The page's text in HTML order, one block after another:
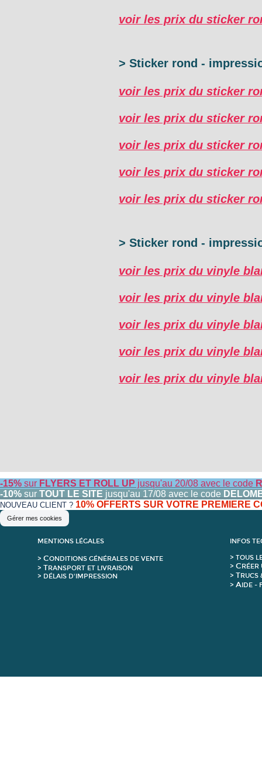
voir les prix du sticker
> Sticker rond -
voir les prix du sticker
voir les prix du sticker
voir les prix du sticker
voir les prix du sticker
voir les prix du sticker
> Sticker rond -
voir les prix du vinyle
voir les prix du vinyle
voir les prix du vinyle
voir les prix du vinyle
voir les prix du vinyle
-15% sur FLYERS ET ROLL UP jusqu'au 20/08 avec le code
-10% sur TOUT LE SITE jusqu'au 17/08 avec le code
NOUVEAU CLIENT ? 10% OFFERTS SUR VOTRE PREMIERE
Gérer mes cookies
MENTIONS LÉGALES INFOS
> CONDITIONS GÉNÉRALES DE VENTE
> TRANSPORT ET LIVRAISON
> DÉLAIS D'IMPRESSION
> TOUS
> CRÉER
> TRUCS
> AIDE -